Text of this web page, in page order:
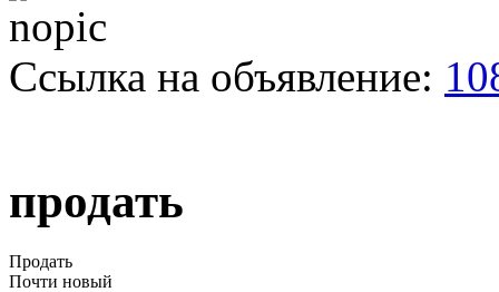
Ссылка на объявление:
продать
Продать
Почти новый